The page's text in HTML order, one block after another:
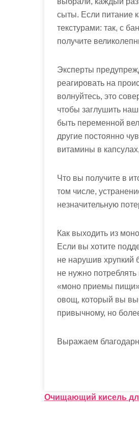
сыты. Если питание
текстурами: так, с
получите
Эксперты
реагировать на
волнуйтесь, это
чтобы заглушить
быть переменной
другие постоянно
витамины в
Что вы получите в
том числе,
незначительную
Как выходить из
Если вы хотите
не нарушив хрупкий
не нужно
«моно приемы пищи»
овощ, который вы
привычному, но
Выражаем
Н
Очищающий кисель